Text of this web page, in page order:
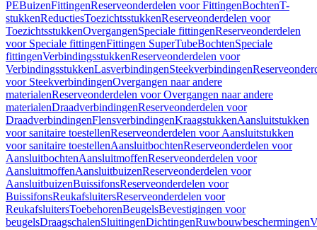
PEBuizenFittingenReserveonderdelen voor FittingenBochtenT-
stukkenReductiesToezichtsstukkenReserveonderdelen voor
ToezichtsstukkenOvergangenSpeciale fittingenReserveonderdelen
voor Speciale fittingenFittingen SuperTubeBochtenSpeciale
fittingenVerbindingsstukkenReserveonderdelen voor
VerbindingsstukkenLasverbindingenSteekverbindingen
voor SteekverbindingenOvergangen naar andere
materialenReserveonderdelen voor Overgangen naar andere
materialenDraadverbindingenReserveonderdelen voor
DraadverbindingenFlensverbindingenKraagstukkenAansluitstukken
voor sanitaire toestellenReserveonderdelen voor Aansluitstukken
voor sanitaire toestellenAansluitbochtenReserveonderdelen voor
AansluitbochtenAansluitmoffenReserveonderdelen voor
AansluitmoffenAansluitbuizenReserveonderdelen voor
AansluitbuizenBuissifonsReserveonderdelen voor
BuissifonsReukafsluitersReserveonderdelen voor
ReukafsluitersToebehorenBeugelsBevestigingen voor
beugelsDraagschalenSluitingenDichtingenRuwbouwbeschermingen